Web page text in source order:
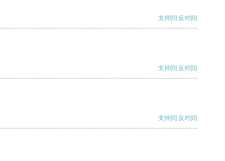
支持[0] 反对[0]
支持[0] 反对[0]
支持[0] 反对[0]